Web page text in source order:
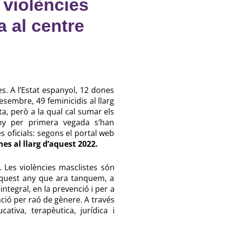
al centre
A l’Estat espanyol, 12 dones
49 feminicidis al llarg
però a la qual cal sumar els
per primera vegada s’han
oficials: segons el portal web
al llarg d’aquest 2022.
Les violències masclistes són
any que ara tanquem, a
en la prevenció i per a
per raó de gènere. A través
terapèutica, jurídica i